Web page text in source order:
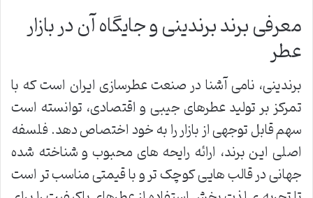
معرفی برند برندینی و جایگاه آن در بازار
عطر
برندینی، نامی آشنا در صنعت عطرسازی ایران است که با
تمرکز بر تولید عطرهای جیبی و اقتصادی، توانسته است
سهم قابل توجهی از بازار را به خود اختصاص دهد. فلسفه
اصلی این برند، ارائه رایحه های محبوب و شناخته شده
جهانی در قالب هایی کوچک تر و با قیمتی مناسب تر است